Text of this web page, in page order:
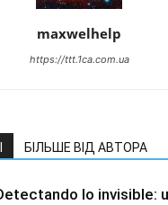
maxwelhelp
https://ttt.1ca.com.ua
БІЛЬШЕ ВІД АВТОРА
lo invisible: